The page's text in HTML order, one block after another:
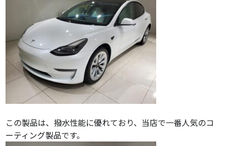
この製品は、撥水性能に優れており、当店で一番人気のコ
ーティング製品です。